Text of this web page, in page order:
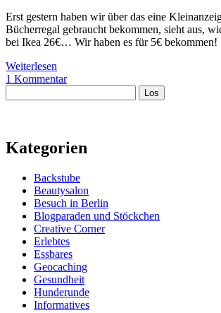
Erst gestern haben wir über das eine
Bücherregal gebraucht bekommen, sieht aus,
bei Ikea 26€… Wir haben es für 5€ bekommen!
Weiterlesen
am
1 Kommentar
Kategorien
Backstube
Beautysalon
Besuch in Berlin
Blogparaden und Stöckchen
Creative Corner
Erlebtes
Essbares
Geocaching
Gesundheit
Hunderunde
Informatives